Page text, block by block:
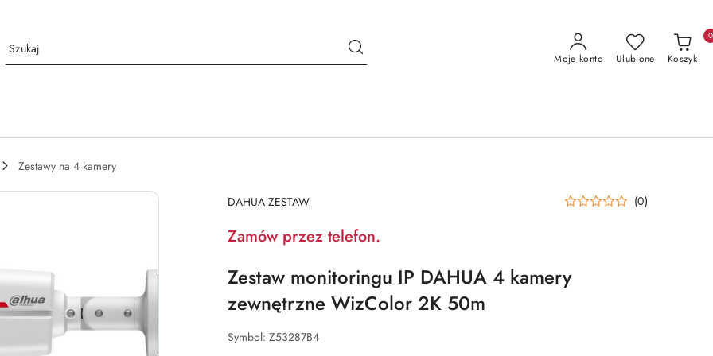
Moje konto Ulubione Koszyk
0
Zestawy na 4 kamery
NAZWA
PRODUCENTA:
DAHUA ZESTAW (0)
Zamów przez telefon.
Zestaw monitoringu IP DAHUA 4 kamery
zewnętrzne WizColor 2K 50m
Symbol: Z53287B4